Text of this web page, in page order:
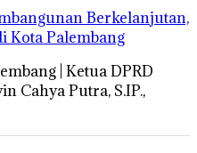
Berkelanjutan,
Kota Palembang
| Ketua DPRD
Cahya Putra, S.IP.,